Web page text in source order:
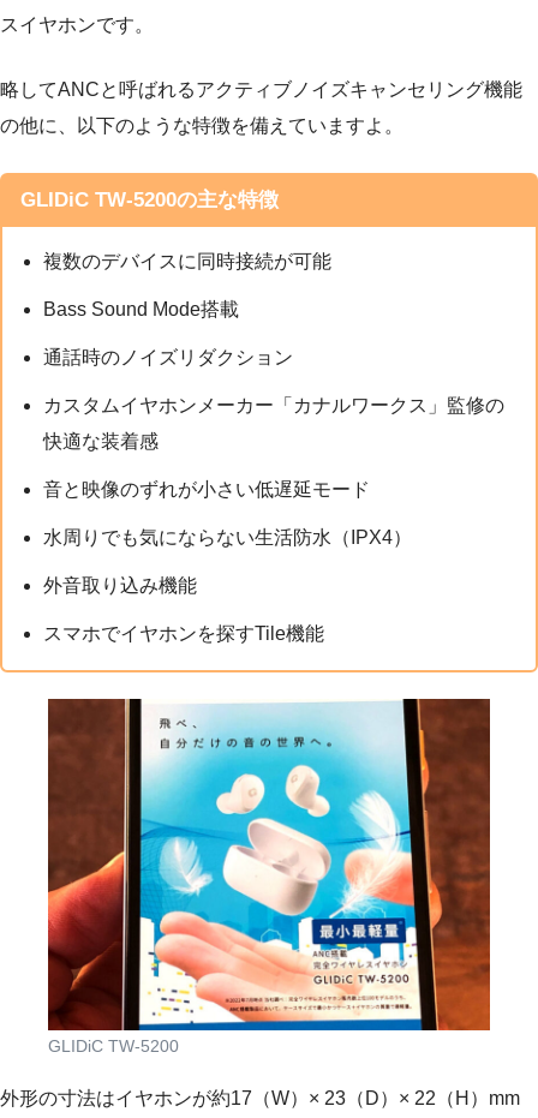
スイヤホンです。
略してANCと呼ばれるアクティブノイズキャンセリング機能
の他に、以下のような特徴を備えていますよ。
GLIDiC TW-5200の主な特徴
複数のデバイスに同時接続が可能
Bass Sound Mode搭載
通話時のノイズリダクション
カスタムイヤホンメーカー「カナルワークス」監修の
快適な装着感
音と映像のずれが小さい低遅延モード
水周りでも気にならない生活防水（IPX4）
外音取り込み機能
スマホでイヤホンを探すTile機能
GLIDiC TW-5200
外形の寸法はイヤホンが約17（W）× 23（D）× 22（H）mm